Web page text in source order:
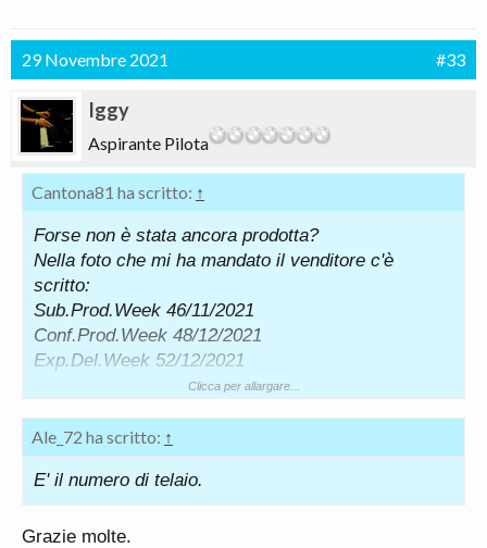
29 Novembre 2021 #33
Iggy
Aspirante Pilota
Cantona81 ha scritto: ↑
Forse non è stata ancora prodotta?
Nella foto che mi ha mandato il venditore c'è
scritto:
Sub.Prod.Week 46/11/2021
Conf.Prod.Week 48/12/2021
Exp.Del.Week 52/12/2021
Vuol dire che sarà finita di produrre a fine anno?
Clicca per allargare...
Ale_72 ha scritto: ↑
E' il numero di telaio.
Grazie molte.